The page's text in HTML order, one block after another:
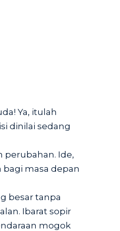
Ya, itulah
dinilai sedang
perubahan. Ide,
masa depan
besar tanpa
Ibarat sopir
mogok